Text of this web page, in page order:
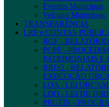
Eventos Municipais
Veículos Municipais
TRANSPARÊNCIA
LRF e CONTAS
RGF -
PCPE -
PATRIMONIAIS E
RREO -
EXECUÇÃO
LOA - LEI
LDO - LEI DE
PRGFIN -